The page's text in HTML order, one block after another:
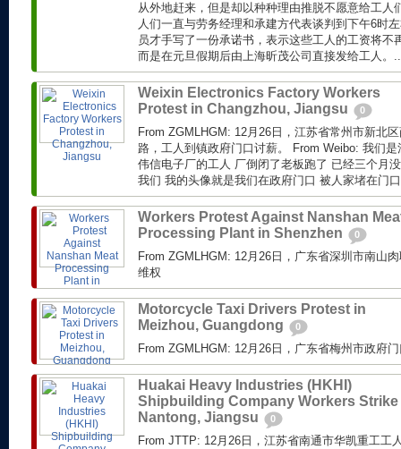
从外地赶来，但是却以种种理由推脱不愿意给工人
人们一直与劳务经理和承建方代表谈判到下午6时
员才手写了一份承诺书，表示这些工人的工资将不
而是在元旦假期后由上海昕茂公司直接发给工人。
Weixin Electronics Factory Workers
Protest in Changzhou, Jiangsu
0
From ZGMLHGM: 12月26日，江苏省常州市新北
路，工人到镇政府门口讨薪。 From Weibo: 我们
伟信电子厂的工人 厂倒闭了老板跑了 已经三个月
我们 我的头像就是我们在政府门口 被人家堵在门
Workers Protest Against Nanshan
Processing Plant in Shenzhen
0
From ZGMLHGM: 12月26日，广东省深圳市南山
维权
Motorcycle Taxi Drivers Protest in
Meizhou, Guangdong
0
From ZGMLHGM: 12月26日，广东省梅州市政府
Huakai Heavy Industries (HKHI)
Shipbuilding Company Workers Strike
Nantong, Jiangsu
0
From JTTP: 12月26日，江苏省南通市华凯重工工